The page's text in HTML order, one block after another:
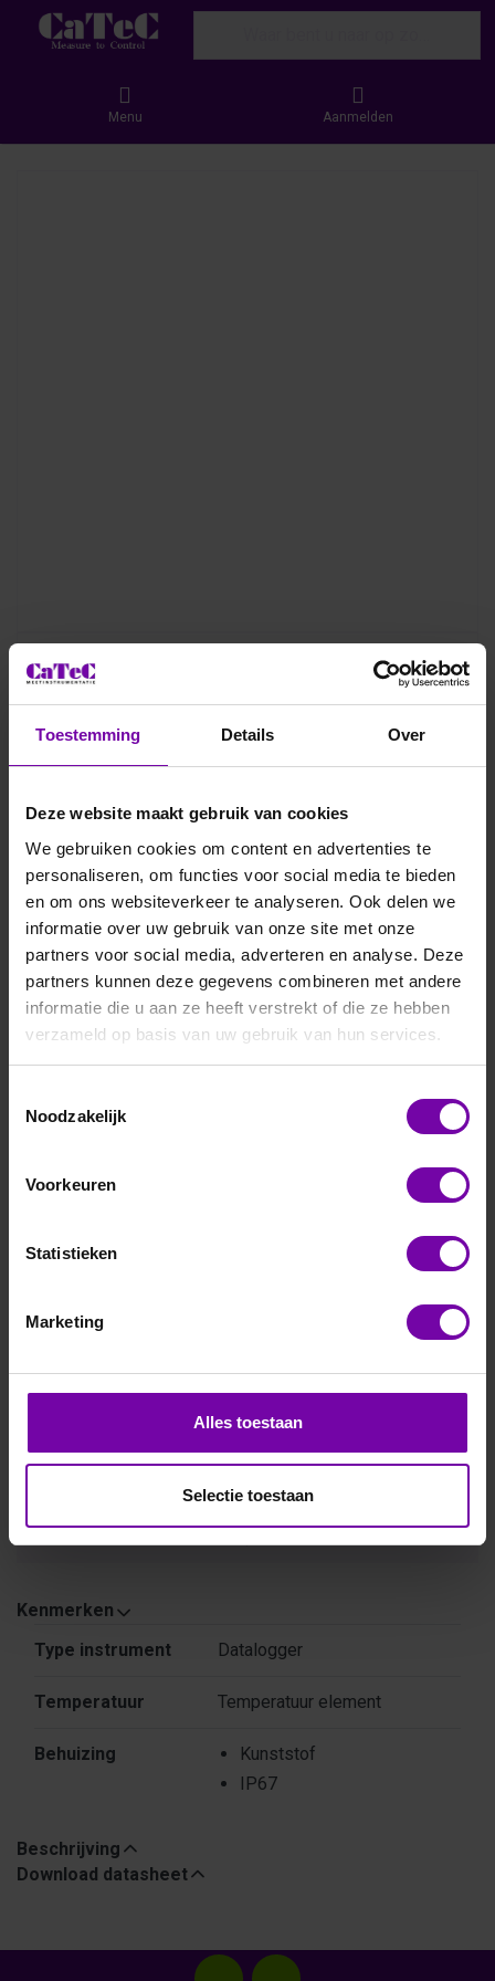
Toestemming Details Over
Deze website maakt gebruik van cookies
We gebruiken cookies om content en advertenties te
personaliseren, om functies voor social media te bieden
en om ons websiteverkeer te analyseren. Ook delen we
informatie over uw gebruik van onze site met onze
partners voor social media, adverteren en analyse. Deze
partners kunnen deze gegevens combineren met andere
informatie die u aan ze heeft verstrekt of die ze hebben
verzameld op basis van uw gebruik van hun services.
Noodzakelijk
Voorkeuren
Statistieken
Marketing
Alles toestaan
Selectie toestaan
Menu Aanmelden
Fourtec
Microlite datalogger voor temperatuur
USB-datalogger die temperaturen van –40 tot +80 °C
registreert. Hij heeft 32.000 meetpunten, een duidelijk LCD-
opslagmonitoring.
Vraag een offerte aan Bij vragen, bel ons
Kenmerken
Type instrument Datalogger
Temperatuur Temperatuur element
Behuizing
Kunststof
IP67
Beschrijving
Download datasheet